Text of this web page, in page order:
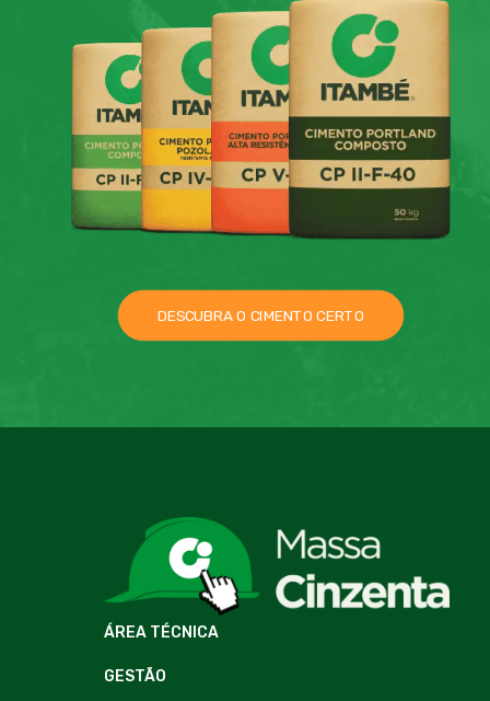
DESCUBRA O CIMENTO CERTO
ÁREA TÉCNICA
GESTÃO